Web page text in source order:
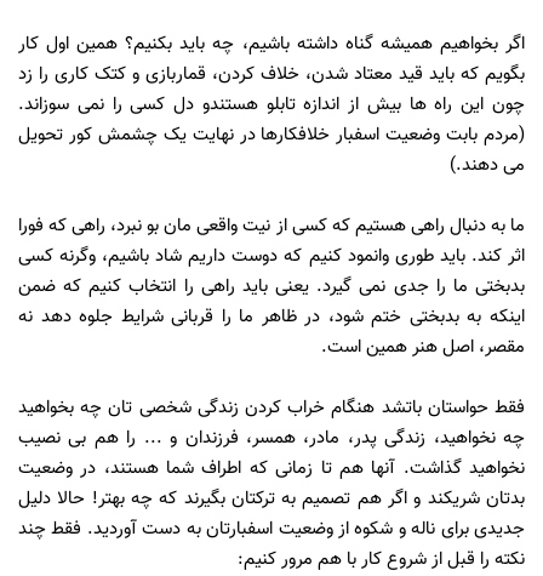
اگر بخواهیم همیشه گناه داشته باشیم، چه باید بکنیم؟ همین اول کار
بگویم که باید قید معتاد شدن، خلاف کردن، قماربازی و کتک کاری را زد
چون این راه ها بیش از اندازه تابلو هستندو دل کسی را نمی سوزاند.
(مردم بابت وضعیت اسفبار خلافکارها در نهایت یک چشمش کور تحویل
می دهند.)
ما به دنبال راهی هستیم که کسی از نیت واقعی مان بو نبرد، راهی که فورا
اثر کند. باید طوری وانمود کنیم که دوست داریم شاد باشیم، وگرنه کسی
بدبختی ما را جدی نمی گیرد. یعنی باید راهی را انتخاب کنیم که ضمن
اینکه به بدبختی ختم شود، در ظاهر ما را قربانی شرایط جلوه دهد نه
مقصر، اصل هنر همین است.
فقط حواستان باتشد هنگام خراب کردن زندگی شخصی تان چه بخواهید
چه نخواهید، زندگی پدر، مادر، همسر، فرزندان و ... را هم بی نصیب
نخواهید گذاشت. آنها هم تا زمانی که اطراف شما هستند، در وضعیت
بدتان شریکند و اگر هم تصمیم به ترکتان بگیرند که چه بهتر! حالا دلیل
جدیدی برای ناله و شکوه از وضعیت اسفبارتان به دست آوردید. فقط چند
نکته را قبل از شروع کار با هم مرور کنیم: